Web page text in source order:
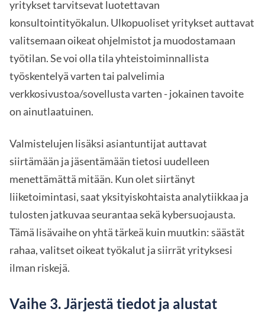
yritykset tarvitsevat luotettavan
konsultointityökalun. Ulkopuoliset yritykset auttavat
valitsemaan oikeat ohjelmistot ja muodostamaan
työtilan. Se voi olla tila yhteistoiminnallista
työskentelyä varten tai palvelimia
verkkosivustoa/sovellusta varten - jokainen tavoite
on ainutlaatuinen.
Valmistelujen lisäksi asiantuntijat auttavat
siirtämään ja jäsentämään tietosi uudelleen
menettämättä mitään. Kun olet siirtänyt
liiketoimintasi, saat yksityiskohtaista analytiikkaa ja
tulosten jatkuvaa seurantaa sekä kybersuojausta.
Tämä lisävaihe on yhtä tärkeä kuin muutkin: säästät
rahaa, valitset oikeat työkalut ja siirrät yrityksesi
ilman riskejä.
Vaihe 3. Järjestä tiedot ja alustat